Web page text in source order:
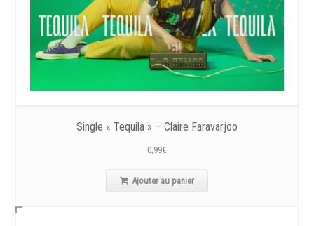
Single « Tequila » – Claire Faravarjoo
0,99€
Ajouter au panier